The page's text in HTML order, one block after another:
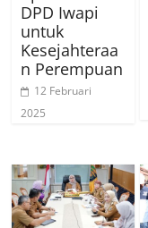
DPD Iwapi
untuk
Kesejahteraa
n Perempuan
12 Februari
2025